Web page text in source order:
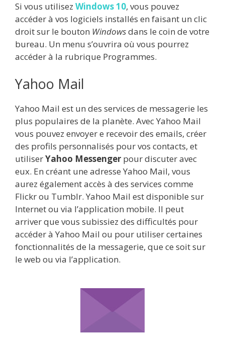
Si vous utilisez Windows 10, vous pouvez
accéder à vos logiciels installés en faisant un clic
droit sur le bouton Windowsdans le coin de votre
bureau. Un menu s’ouvrira où vous pourrez
accéder à la rubrique Programmes.
Yahoo Mail
Yahoo Mail est un des services de messagerie les
plus populaires de la planète. Avec Yahoo Mail
vous pouvez envoyer e recevoir des emails, créer
des profils personnalisés pour vos contacts, et
utiliserYahoo Messenger pour discuter avec
eux. En créant une adresse Yahoo Mail, vous
aurez également accès à des services comme
Flickr ou Tumblr. Yahoo Mail est disponible sur
Internet ou via l’application mobile. Il peut
arriver que vous subissiez des difficultés pour
accéder à Yahoo Mail ou pour utiliser certaines
fonctionnalités de la messagerie, que ce soit sur
le web ou via l’application.